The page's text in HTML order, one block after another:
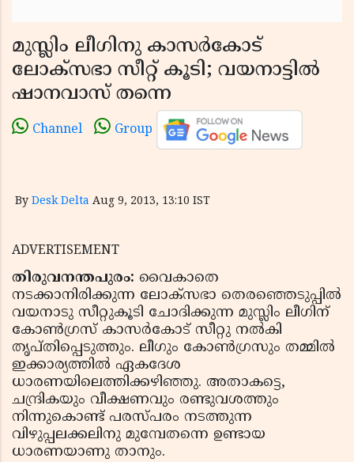
മുസ്ലിം ലീഗിനു കാസര്‍കോട്
ലോക്‌സഭാ സീറ്റ് കൂടി; വയനാട്ടില്‍
ഷാനവാസ് തന്നെ
Channel Group
By Desk Delta Aug 9, 2013, 13:10 IST
ADVERTISEMENT
തിരുവനന്തപുരം: വൈകാതെ
നടക്കാനിരിക്കുന്ന ലോക്‌സഭാ തെരഞ്ഞെടുപ്പില്‍
വയനാടു സീറ്റുകൂടി ചോദിക്കുന്ന മുസ്ലിം ലീഗിന്
കോണ്‍ഗ്രസ് കാസര്‍കോട് സീറ്റു നല്‍കി
തൃപ്തിപ്പെടുത്തും. ലീഗും കോണ്‍ഗ്രസും തമ്മില്‍
ഇക്കാര്യത്തില്‍ ഏകദേശ
ധാരണയിലെത്തിക്കഴിഞ്ഞു. അതാകട്ടെ,
ചന്ദ്രികയും വീക്ഷണവും രണ്ടുവശത്തും
നിന്നുകൊണ്ട് പരസ്പരം നടത്തുന്ന
വിഴുപ്പലക്കലിനു മുമ്പേതന്നെ ഉണ്ടായ
ധാരണയാണു താനും.